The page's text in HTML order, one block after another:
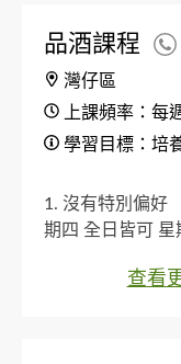
品酒課程
灣仔區
上課頻率：每
學習目標：培
1. 沒有特別偏好
期四 全日皆可 星
查看